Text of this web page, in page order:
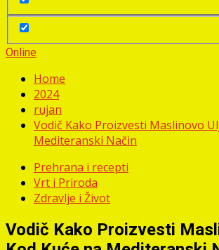
Online
Home
2024
rujan
Vodič Kako Proizvesti Maslinovo
Mediteranski Način
Prehrana i recepti
Vrt i Priroda
Zdravlje i Život
Vodič Kako Proizvesti